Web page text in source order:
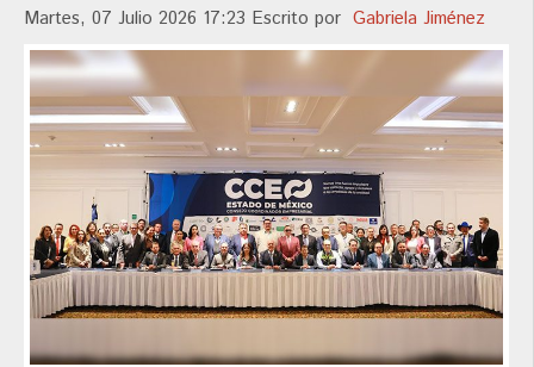
Martes, 07 Julio 2026 17:23 Escrito por Gabriela Jiménez